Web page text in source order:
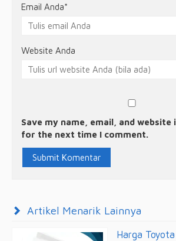
Email Anda*
Website Anda
Save my name, email, and website
for the next time I comment.
Artikel Menarik Lainnya
Harga